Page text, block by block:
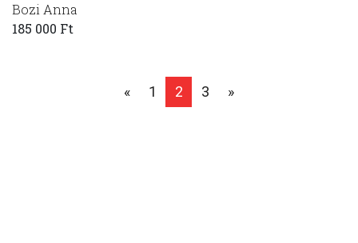
Bozi Anna
185 000 Ft
« 1 2 3 »